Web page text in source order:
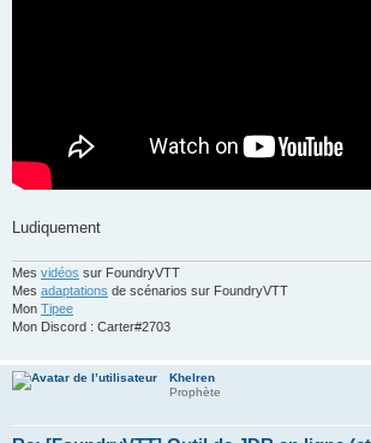
Ludiquement
Mes vidéos sur FoundryVTT
Mes adaptations de scénarios sur FoundryVTT
Mon Tipee
Mon Discord : Carter#2703
Khelren
Prophète